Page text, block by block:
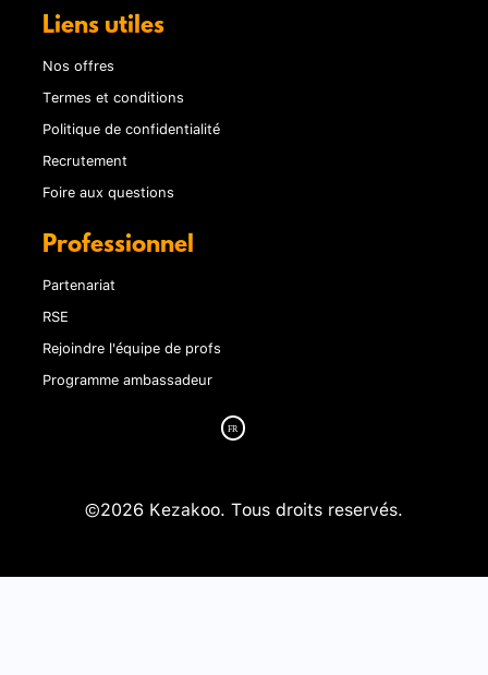
Liens utiles
Nos offres
Termes et conditions
Politique de confidentialité
Recrutement
Foire aux questions
Professionnel
Partenariat
RSE
Rejoindre l'équipe de profs
Programme ambassadeur
©2026 Kezakoo. Tous droits reservés.